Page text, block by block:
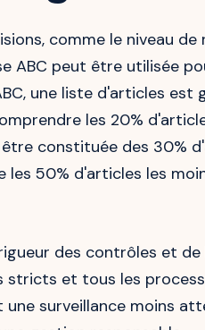
comme le niveau de
ABC peut être utilisée
une liste d'articles est
les 20%
constituée des 30%
50% d'articles les
des contrôles et
et tous les
surveillance moins